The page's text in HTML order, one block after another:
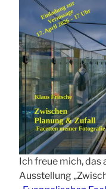
Ich freue mich, das
Ausstellung